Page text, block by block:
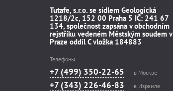
Tutafe, s.r.o. se sídlem Geologická
1218/2c, 152 00 Praha 5 IČ: 241 67
134, společnost zapsána v obchodním
rejstříku vedeném Městským soudem v
Praze oddíl C vložka 184883
Телефоны
+7 (499) 350-22-65 в Москве
+7 (343) 226-46-83 в Израиле